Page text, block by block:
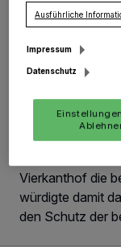
NABU Gruppe
Artenschutz
Der Alshof des
Neuss ist jetzt
Haus“
Vierkanthof die
würdigte damit
den Schutz der
Ausführliche
Impressum
Datenschutz